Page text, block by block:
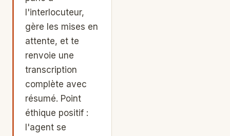
l'interlocuteur,
gère les mises en
attente, et te
renvoie une
transcription
complète avec
résumé. Point
éthique positif :
l'agent se